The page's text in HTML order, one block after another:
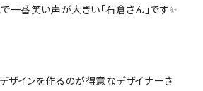
一番笑い声が大きい「石倉さん」です✨
ザインを作るのが得意なデザイナーさ